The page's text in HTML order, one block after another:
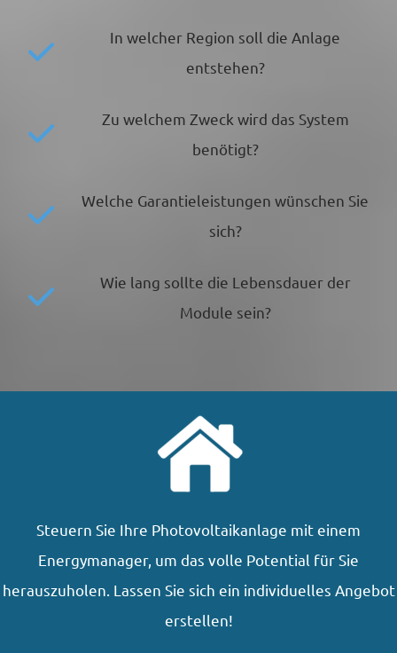
In welcher Region soll die Anlage
entstehen?
Zu welchem Zweck wird das System
benötigt?
Welche Garantieleistungen wünschen Sie
sich?
Wie lang sollte die Lebensdauer der
Module sein?
Steuern Sie Ihre Photovoltaikanlage mit einem
Energymanager, um das volle Potential für Sie
herauszuholen. Lassen Sie sich ein individuelles Angebot
erstellen!